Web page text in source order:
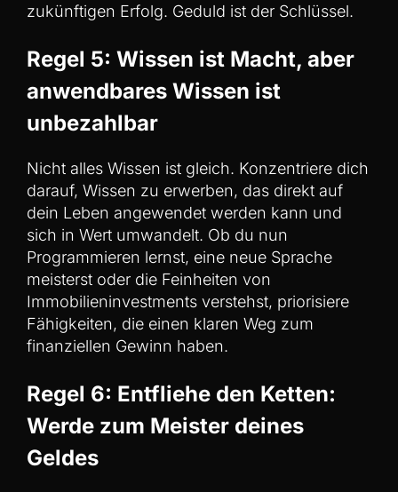
zukünftigen Erfolg. Geduld ist der Schlüssel.
Regel 5: Wissen ist Macht, aber
anwendbares Wissen ist
unbezahlbar
Nicht alles Wissen ist gleich. Konzentriere dich
darauf, Wissen zu erwerben, das direkt auf
dein Leben angewendet werden kann und
sich in Wert umwandelt. Ob du nun
Programmieren lernst, eine neue Sprache
meisterst oder die Feinheiten von
Immobilieninvestments verstehst, priorisiere
Fähigkeiten, die einen klaren Weg zum
finanziellen Gewinn haben.
Regel 6: Entfliehe den Ketten:
Werde zum Meister deines
Geldes